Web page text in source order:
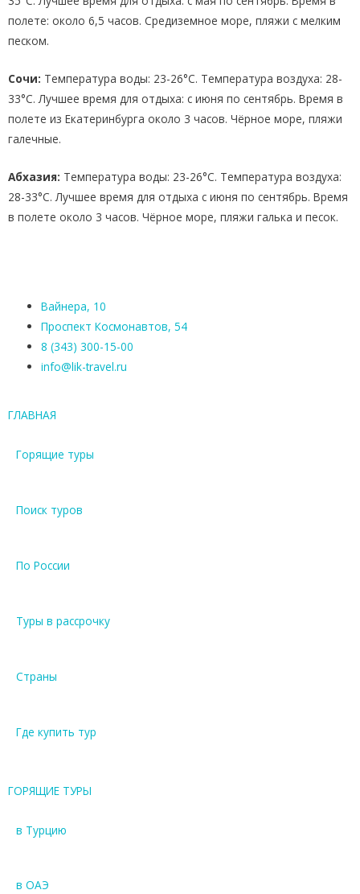
полете: около 6,5 часов. Средиземное море, пляжи с мелким
песком.
Сочи: Температура воды: 23-26°C. Температура воздуха: 28-
33°C. Лучшее время для отдыха: с июня по сентябрь. Время в
полете из Екатеринбурга около 3 часов. Чёрное море, пляжи
галечные.
Абхазия: Температура воды: 23-26°C. Температура воздуха:
28-33°C. Лучшее время для отдыха с июня по сентябрь. Время
в полете около 3 часов. Чёрное море, пляжи галька и песок.
Вайнера, 10
Проспект Космонавтов, 54
8 (343) 300-15-00
info@lik-travel.ru
ГЛАВНАЯ
Горящие туры
Поиск туров
По России
Туры в рассрочку
Страны
Где купить тур
ГОРЯЩИЕ ТУРЫ
в Турцию
в ОАЭ